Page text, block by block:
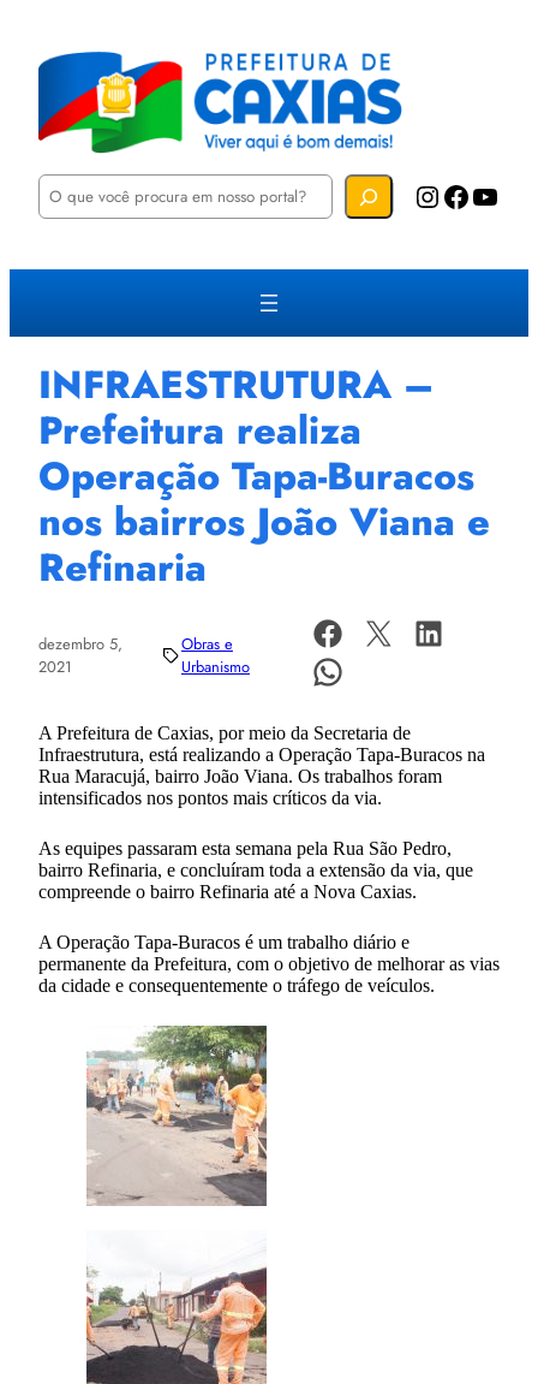
P
u
a
Instagram Facebook YouTube
INFRAESTRUTURA –
Prefeitura realiza
Operação Tapa-Buracos
nos bairros João Viana e
Refinaria
dezembro 5,
2021
Obras e
Urbanismo
A Prefeitura de Caxias, por meio da Secretaria de
Infraestrutura, está realizando a Operação Tapa-Buracos na
Rua Maracujá, bairro João Viana. Os trabalhos foram
intensificados nos pontos mais críticos da via.
As equipes passaram esta semana pela Rua São Pedro,
bairro Refinaria, e concluíram toda a extensão da via, que
compreende o bairro Refinaria até a Nova Caxias.
A Operação Tapa-Buracos é um trabalho diário e
permanente da Prefeitura, com o objetivo de melhorar as vias
da cidade e consequentemente o tráfego de veículos.